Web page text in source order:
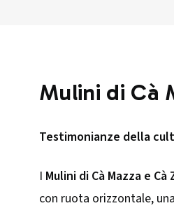
Mulini di Cà
Testimonianze della
I Mulini di Cà Mazza e Cà
con ruota orizzontale,